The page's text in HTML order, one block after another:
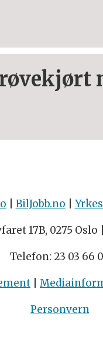
BilJobb.no
17B, 0275
Telefon: 23 03 66
Personvern